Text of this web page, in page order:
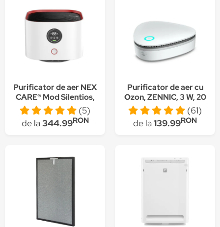
Purificator de aer NEX
CARE® Mod Silentios,
Display LED Smart,
Baterie 4000 mAh,
Senzor pentru
(5)
de la344.99RON
Purificator de aer cu
Ozon, ZENNIC, 3 W, 20
mg/h, pentru spatii cu
suprafete intre 15-30
mp, ALB + Adaptor
(61)
de la139.99RON